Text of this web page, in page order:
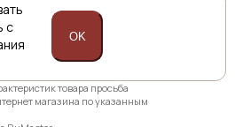
не является публичной
товара просьба
магазина по указанным
с
OK